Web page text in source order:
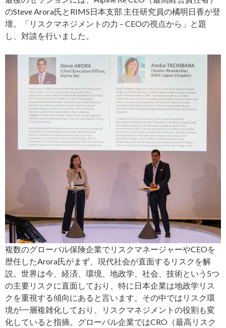
のSteve Arora氏とRIMS日本支部 主任研究員の橘明日香が登
壇。「リスクマネジメントの力 – CEOの視点から」と題
し、対談を行いました。
複数のグローバル保険企業でリスクマネージャーやCEOを
歴任したArora氏がまず、現代社会が直面するリスクを解
説。世界は今、経済、環境、地政学、社会、技術という5つ
の主要リスクに直面しており、特に日本企業は地政学リス
クを重視する傾向にあると言います。その中ではリスク環
境が一層複雑化しており、リスクマネジメントの役割も変
化していると指摘。グローバル企業ではCRO（最高リスク